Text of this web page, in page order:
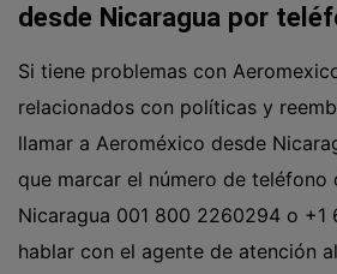
desde Nicaragua por
Si tiene problemas con
relacionados con políticas y
llamar a Aeroméxico desde
que marcar el número de teléfono
Nicaragua 001 800 2260294 o +1
hablar con el agente de atención